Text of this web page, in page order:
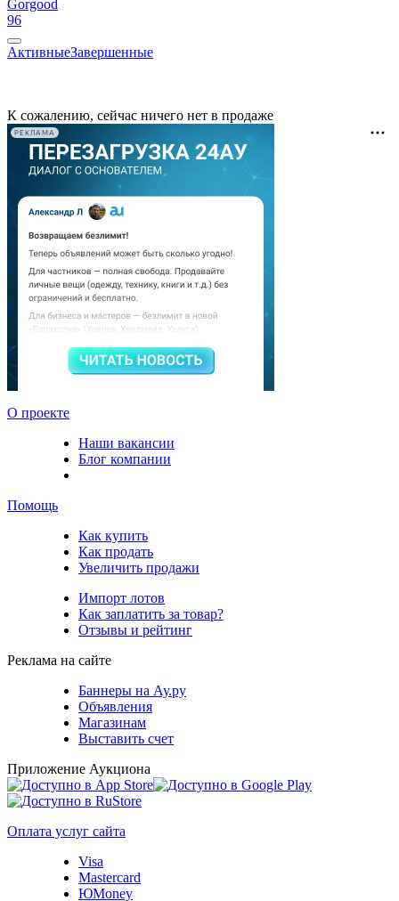
Gorgood
96
АктивныеЗавершенные
К сожалению, сейчас ничего нет в продаже
РЕКЛАМА
О проекте
Наши вакансии
Блог компании
Помощь
Как купить
Как продать
Увеличить продажи
Импорт лотов
Как заплатить за товар?
Отзывы и рейтинг
Реклама на сайте
Баннеры на Ау.ру
Объявления
Магазинам
Выставить счет
Приложение Аукциона
Оплата услуг сайта
Visa
Mastercard
ЮMoney